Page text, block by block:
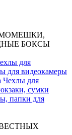
БОКСЫ
для
для видеокамеры
Чехлы для
сумки
папки для